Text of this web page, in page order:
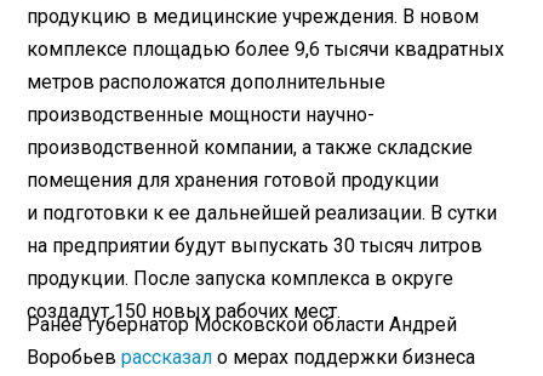
продукцию в медицинские учреждения. В новом
комплексе площадью более 9,6 тысячи квадратных
метров расположатся дополнительные
производственные мощности научно-
производственной компании, а также складские
помещения для хранения готовой продукции
и подготовки к ее дальнейшей реализации. В сутки
на предприятии будут выпускать 30 тысяч литров
продукции. После запуска комплекса в округе
создадут 150 новых рабочих мест.
Ранее губернатор Московской области Андрей
Воробьеврассказал о мерах поддержки бизнеса